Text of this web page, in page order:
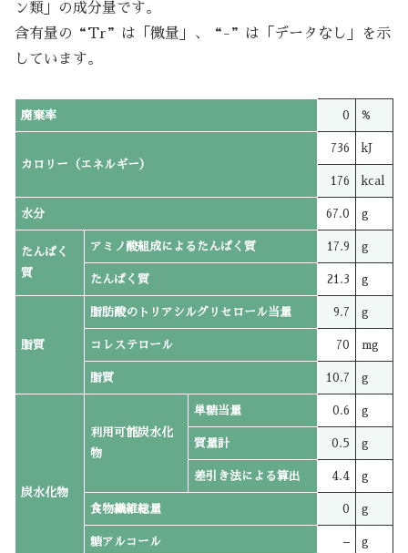
ン類」の成分量です。
含有量の“Tr”は「微量」、“-”は「データなし」を示
しています。
廃棄率 0 %
カロリー（エネルギー）
736 kJ
176 kcal
水分 67.0 g
たんぱく
質
アミノ酸組成によるたんぱく質 17.9 g
たんぱく質 21.3 g
脂質
脂肪酸のトリアシルグリセロール当量 9.7 g
コレステロール 70 mg
脂質 10.7 g
炭水化物
利用可能炭水化
物
単糖当量 0.6 g
質量計 0.5 g
差引き法による算出 4.4 g
食物繊維総量 0 g
糖アルコール – g